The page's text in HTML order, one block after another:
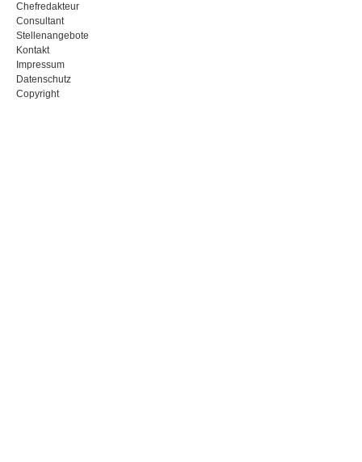
Chefredakteur
Consultant
Stellenangebote
Kontakt
Impressum
Datenschutz
Copyright